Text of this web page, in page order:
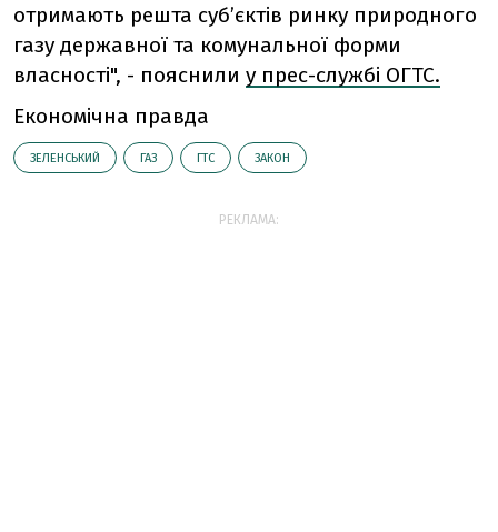
отримають решта суб’єктів ринку природного
газу державної та комунальної форми
власності", - пояснили у прес-службі ОГТС.
Економічна правда
ЗЕЛЕНСЬКИЙ ГАЗ ГТС ЗАКОН
РЕКЛАМА: